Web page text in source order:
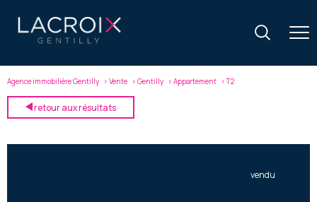
Agence immobilière Gentilly Vente Gentilly Appartement T2
retour aux résultats
vendu